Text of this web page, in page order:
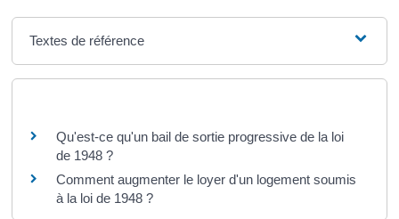
Textes de référence
Qu'est-ce qu'un bail de sortie progressive de la loi
de 1948 ?
Comment augmenter le loyer d'un logement soumis
à la loi de 1948 ?